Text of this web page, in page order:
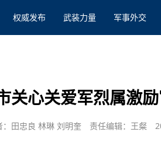
权威发布 武装力量 军事外交
关心关爱军烈属激
：田忠良 林琳 刘明奎 责任编辑：王粲